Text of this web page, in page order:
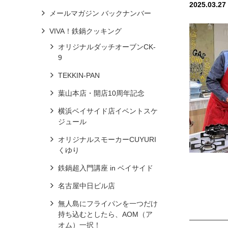
2025.03.27
メールマガジン バックナンバー
VIVA！鉄鍋クッキング
オリジナルダッチオーブンCK-
9
TEKKIN-PAN
葉山本店・開店10周年記念
横浜ベイサイド店イベントスケ
ジュール
オリジナルスモーカーCUYURI
くゆり
鉄鍋超入門講座 in ベイサイド
名古屋中日ビル店
無人島にフライパンを一つだけ
持ち込むとしたら、AOM（ア
オム）一択！